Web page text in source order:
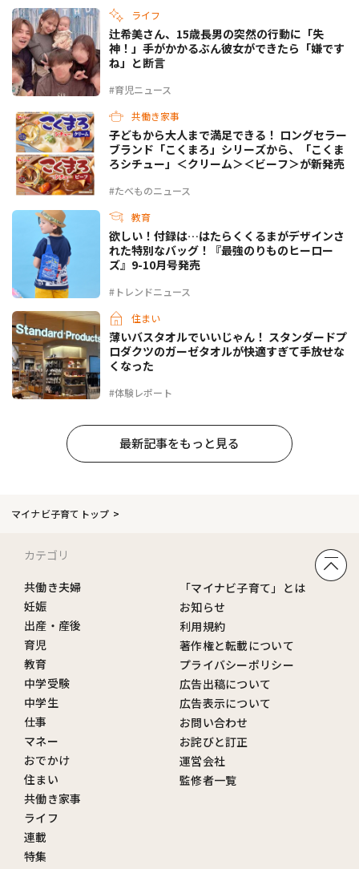
ライフ
#育児ニュース
辻希美さん、15歳長男の突然の行動に「失
神！」手がかかるぶん彼女ができたら「嫌です
ね」と断言
共働き家事
#たべものニュース
子どもから大人まで満足できる！ ロングセラー
ブランド「こくまろ」シリーズから、「こくま
ろシチュー」＜クリーム＞＜ビーフ＞が新発売
教育
#トレンドニュース
欲しい！付録は…はたらくくるまがデザインさ
れた特別なバッグ！『最強のりものヒーロー
ズ』9-10月号発売
住まい
#体験レポート
薄いバスタオルでいいじゃん！ スタンダードプ
ロダクツのガーゼタオルが快適すぎて手放せな
くなった
最新記事をもっと見る
マイナビ子育てトップ
カテゴリ
共働き夫婦
妊娠
出産・産後
育児
教育
中学受験
中学生
仕事
マネー
おでかけ
住まい
共働き家事
ライフ
連載
特集
「マイナビ子育て」とは
お知らせ
利用規約
著作権と転載について
プライバシーポリシー
広告出稿について
広告表示について
お問い合わせ
お詫びと訂正
運営会社
監修者一覧